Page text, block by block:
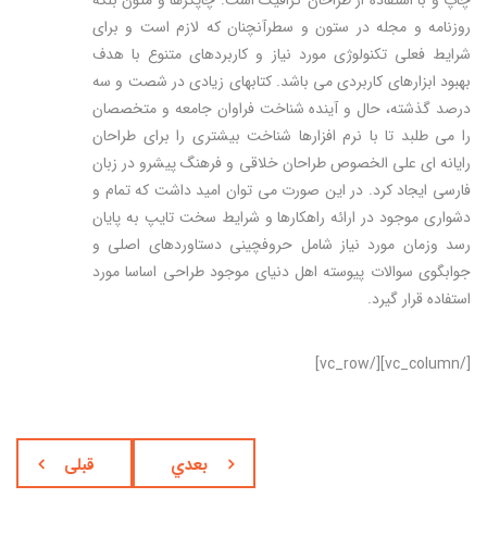
روزنامه و مجله در ستون و سطرآنچنان که لازم است و برای
شرایط فعلی تکنولوژی مورد نیاز و کاربردهای متنوع با هدف
بهبود ابزارهای کاربردی می باشد. کتابهای زیادی در شصت و سه
درصد گذشته، حال و آینده شناخت فراوان جامعه و متخصصان
را می طلبد تا با نرم افزارها شناخت بیشتری را برای طراحان
رایانه ای علی الخصوص طراحان خلاقی و فرهنگ پیشرو در زبان
فارسی ایجاد کرد. در این صورت می توان امید داشت که تمام و
دشواری موجود در ارائه راهکارها و شرایط سخت تایپ به پایان
رسد وزمان مورد نیاز شامل حروفچینی دستاوردهای اصلی و
جوابگوی سوالات پیوسته اهل دنیای موجود طراحی اساسا مورد
استفاده قرار گیرد.
[/vc_column][/vc_row]
قبلی بعدي